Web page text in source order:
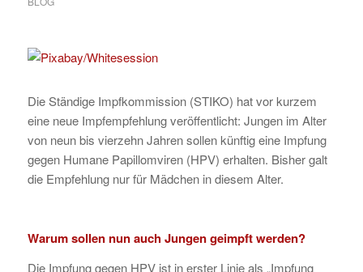
Die Ständige Impfkommission (STIKO) hat vor kurzem
eine neue Impfempfehlung veröffentlicht: Jungen im Alter
von neun bis vierzehn Jahren sollen künftig eine Impfung
gegen Humane Papillomviren (HPV) erhalten. Bisher galt
die Empfehlung nur für Mädchen in diesem Alter.
Warum sollen nun auch Jungen geimpft werden?
Die Impfung gegen HPV ist in erster Linie als „Impfung